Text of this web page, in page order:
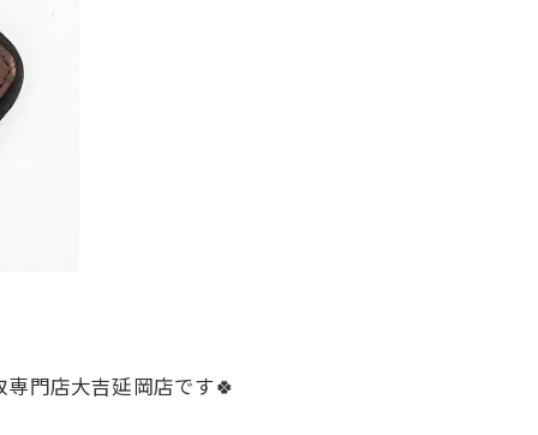
門店大吉延岡店です🍀